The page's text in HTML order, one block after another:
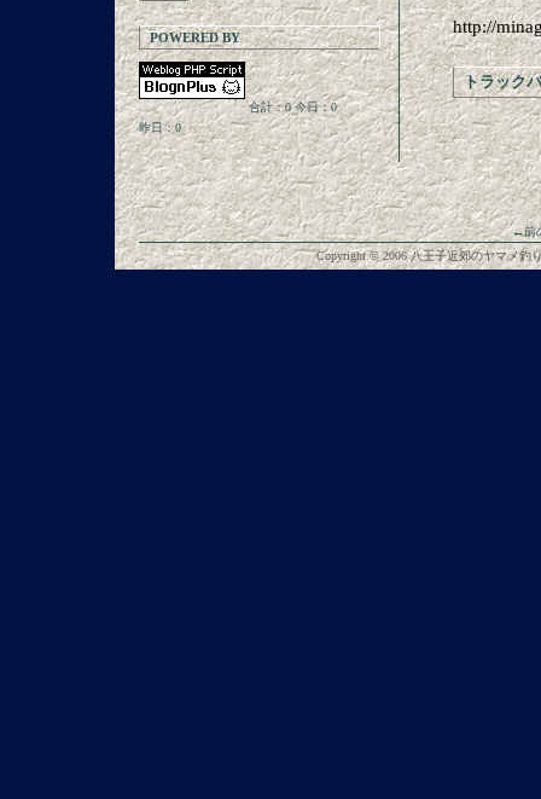
http://
トラック
POWERED BY
合計：0 今日：0
昨日：0
←前
Copyright © 2006 八王子近郊のヤマメ釣